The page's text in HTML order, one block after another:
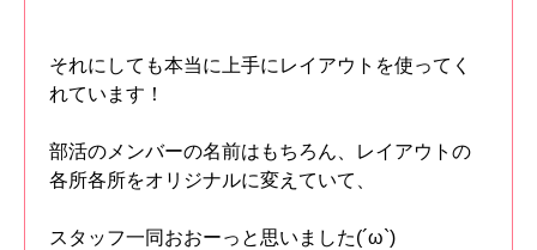
それにしても本当に上手にレイアウトを使ってく
れています！
部活のメンバーの名前はもちろん、レイアウトの
各所各所をオリジナルに変えていて、
スタッフ一同おおーっと思いました(´ω`)